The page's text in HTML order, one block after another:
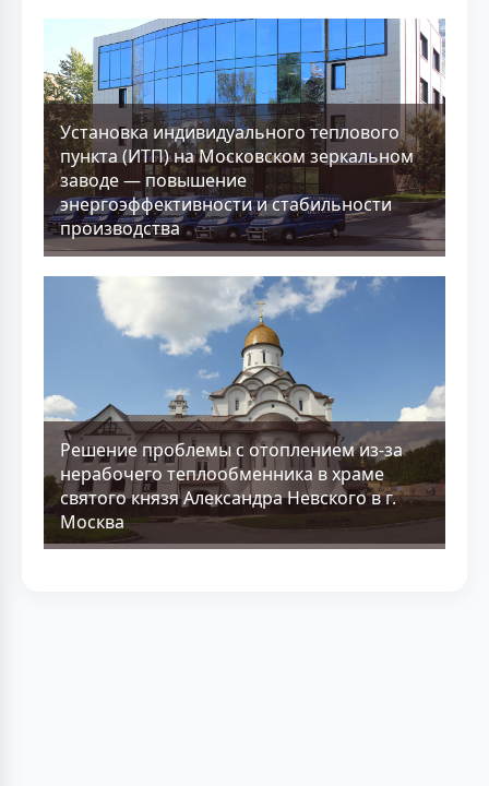
Установка индивидуального теплового
пункта (ИТП) на Московском зеркальном
заводе — повышение
энергоэффективности и стабильности
производства
Решение проблемы с отоплением из-за
нерабочего теплообменника в храме
святого князя Александра Невского в г.
Москва